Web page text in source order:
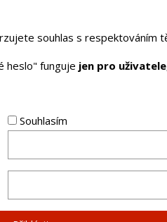
souhlas s respektováním
heslo" funguje jen pro uživatele
Souhlasím